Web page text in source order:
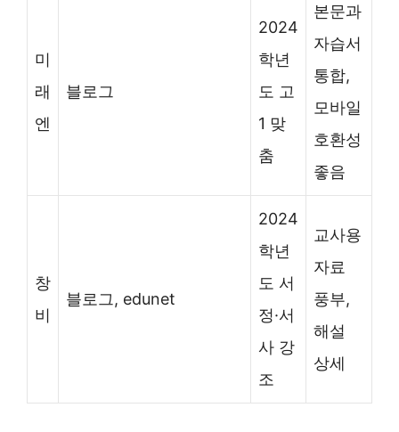
미
래
엔
블로그
2024
학년
도 고
1 맞
춤
본문과
자습서
통합,
모바일
호환성
좋음
창
비
블로그, edunet
2024
학년
도 서
정·서
사 강
조
교사용
자료
풍부,
해설
상세